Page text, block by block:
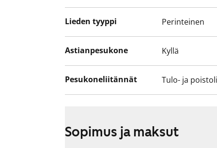
Lieden tyyppi Perinteinen
Astianpesukone Kyllä
Pesukoneliitännät Tulo- ja
Sopimus ja maksut